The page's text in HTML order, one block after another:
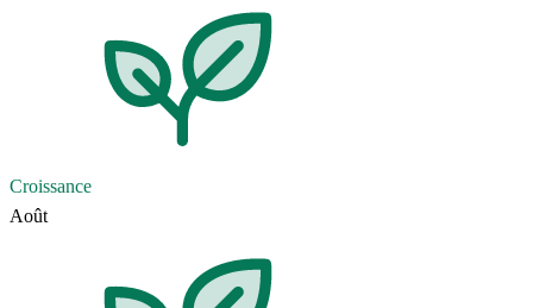
Croissance
Août